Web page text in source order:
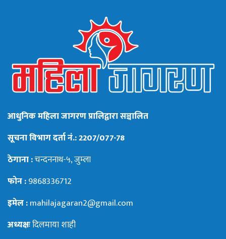
आधुनिक महिला जागरण प्रालिद्वारा सञ्चालित
सूचना विभाग दर्ता नं.: 2207/077-78
ठेगाना :चन्दननाथ-५, जुम्ला
फोन :9868336712
इमेल :mahilajagaran2@gmail.com
अध्यक्षःदिलमाया शाही